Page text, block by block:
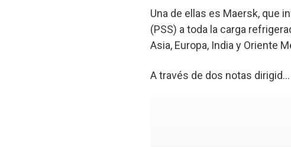
Una de ellas es Maersk, que
(PSS) a toda la carga
Asia, Europa, India y Oriente
A través de dos notas dirigid...